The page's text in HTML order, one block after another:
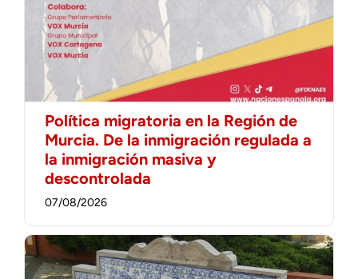
Política migratoria en la Región de
Murcia. De la inmigración regulada a
la inmigración masiva y
descontrolada
07/08/2026